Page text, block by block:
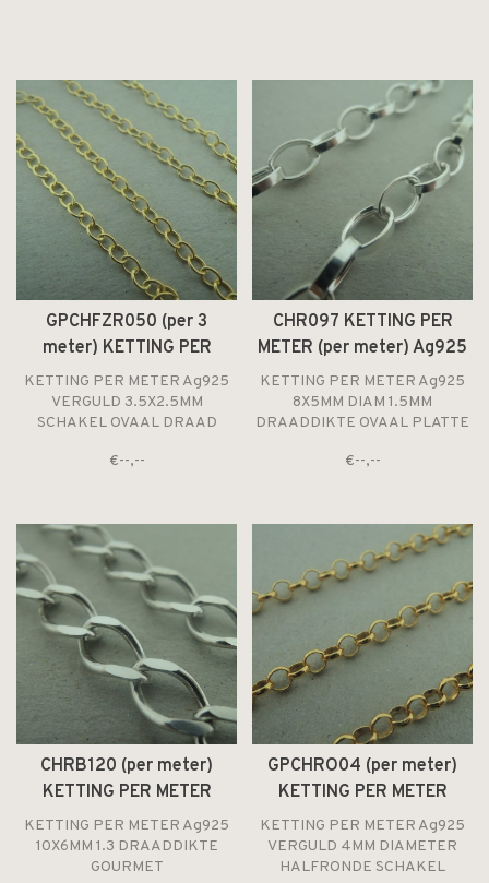
GPCHFZR050 (per 3
meter) KETTING PER
METER Ag925 VERGULD
3.5X2.5MM SCHAKEL
OVAAL DRAAD ROND
KETTING PER METER Ag925
VERGULD 3.5X2.5MM
SCHAKEL OVAAL DRAAD
€--,--
CHR097 KETTING PER
METER (per meter) Ag925
8X5MM DIAM 1.5MM
DRAADDIKTE OVAAL
PLATTE DRAAD
KETTING PER METER Ag925
8X5MM DIAM 1.5MM
DRAADDIKTE OVAAL PLATTE
€--,--
CHRB120 (per meter)
KETTING PER METER
GOURMET 6.5MM
KETTING PER METER Ag925
10X6MM 1.3 DRAADDIKTE
GOURMET
GPCHRO04 (per meter)
KETTING PER METER
Ag925 VERGULD 4MM
DIAMETER HALFRONDE
SCHAKEL
KETTING PER METER Ag925
VERGULD 4MM DIAMETER
HALFRONDE SCHAKEL